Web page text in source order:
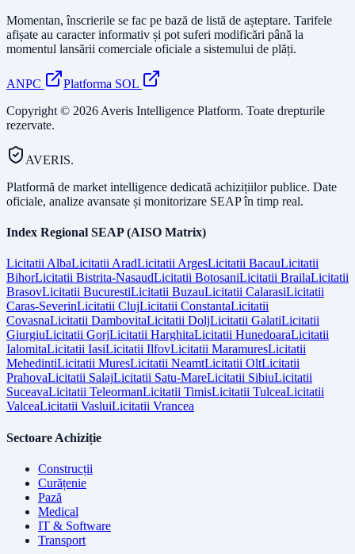
Momentan, înscrierile se fac pe bază de listă de așteptare. Tarifele
afișate au caracter informativ și pot suferi modificări până la
momentul lansării comerciale oficiale a sistemului de plăți.
ANPC
Platforma SOL
Copyright © 2026 Averis Intelligence Platform. Toate drepturile
rezervate.
AVERIS.
Platformă de market intelligence dedicată achizițiilor publice. Date
oficiale, analize avansate și monitorizare SEAP în timp real.
Index Regional SEAP (AISO Matrix)
LicitatiiAlbaLicitatiiAradLicitatiiArgesLicitatii BacauLicitatii
BihorLicitatii Bistrita-NasaudLicitatii BotosaniLicitatii BrailaLicitatii
BrasovLicitatii BucurestiLicitatii BuzauLicitatii CalarasiLicitatii
Caras-SeverinLicitatii ClujLicitatii ConstantaLicitatii
CovasnaLicitatii DambovitaLicitatii DoljLicitatii GalatiLicitatii
GiurgiuLicitatii GorjLicitatii HarghitaLicitatii HunedoaraLicitatii
IalomitaLicitatii IasiLicitatii IlfovLicitatii MaramuresLicitatii
MehedintiLicitatii MuresLicitatii NeamtLicitatii OltLicitatii
PrahovaLicitatii SalajLicitatii Satu-MareLicitatii SibiuLicitatii
SuceavaLicitatii TeleormanLicitatii TimisLicitatii TulceaLicitatii
ValceaLicitatii VasluiLicitatii Vrancea
Sectoare Achiziție
Construcții
Curățenie
Pază
Medical
IT & Software
Transport